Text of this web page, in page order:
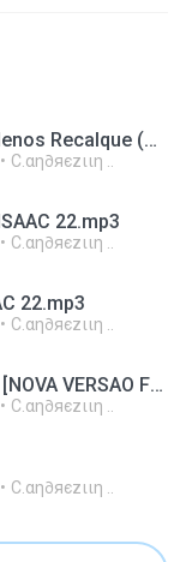
Mc Daleste - Mais Amor Menos Recalque (Dj Winton) - Lançamento 2013.mp3
C.αη∂яєzιιη ..
22.mp3
C.αη∂яєzιιη ..
22.mp3
C.αη∂яєzιιη ..
MC PEIXE _ VIDA DE LUXO [NOVA VERSAO FODA].mp3
C.αη∂яєzιιη ..
C.αη∂яєzιιη ..